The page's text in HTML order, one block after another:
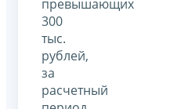
превышающих
300
тыс.
рублей,
за
расчетный